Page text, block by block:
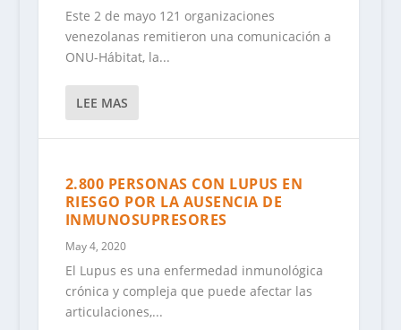
Este 2 de mayo 121 organizaciones
venezolanas remitieron una comunicación a
ONU-Hábitat, la...
LEE MAS
2.800 PERSONAS CON LUPUS EN
RIESGO POR LA AUSENCIA DE
INMUNOSUPRESORES
May 4, 2020
El Lupus es una enfermedad inmunológica
crónica y compleja que puede afectar las
articulaciones,...